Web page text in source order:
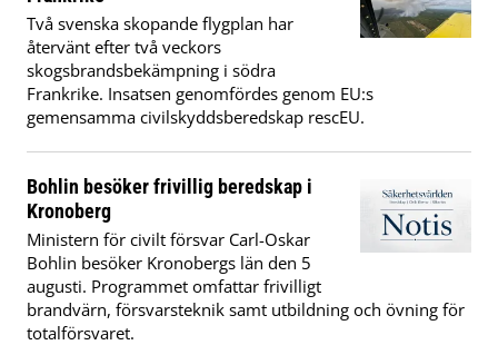
Två svenska skopande flygplan har
återvänt efter två veckors
skogsbrandsbekämpning i södra
Frankrike. Insatsen genomfördes genom EU:s
gemensamma civilskyddsberedskap rescEU.
Bohlin besöker frivillig beredskap i
Kronoberg
Ministern för civilt försvar Carl-Oskar
Bohlin besöker Kronobergs län den 5
augusti. Programmet omfattar frivilligt
brandvärn, försvarsteknik samt utbildning och övning för
totalförsvaret.